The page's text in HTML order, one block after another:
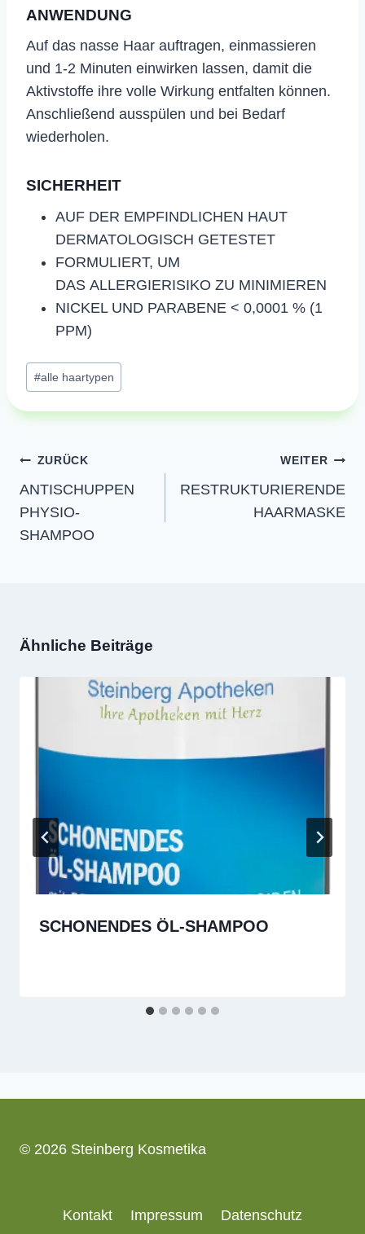
ANWENDUNG
Auf das nasse Haar auftragen, einmassieren
und 1-2 Minuten einwirken lassen, damit die
Aktivstoffe ihre volle Wirkung entfalten können.
Anschließend ausspülen und bei Bedarf
wiederholen.
SICHERHEIT
AUF DER EMPFINDLICHEN HAUT
DERMATOLOGISCH GETESTET
FORMULIERT, UM
DAS ALLERGIERISIKO ZU MINIMIEREN
NICKEL UND PARABENE < 0,0001 % (1
PPM)
Schlagworte:
#alle haartypen
Beitragsnavigation
ZURÜCK
ANTISCHUPPEN
PHYSIO-
SHAMPOO
WEITER
RESTRUKTURIERENDE
HAARMASKE
Ähnliche Beiträge
SCHONENDES ÖL-SHAMPOO
© 2026 Steinberg Kosmetika
Kontakt Impressum Datenschutz